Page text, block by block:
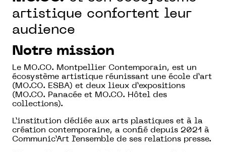
artistique confortent leur
audience
Notre mission
Le MO.CO. Montpellier Contemporain, est un
écosystème artistique réunissant une école d’art
(MO.CO. ESBA) et deux lieux d’expositions
(MO.CO. Panacée et MO.CO. Hôtel des
collections).
L’institution dédiée aux arts plastiques et à la
création contemporaine, a confié depuis 2021 à
Communic’Art l’ensemble de ses relations presse.